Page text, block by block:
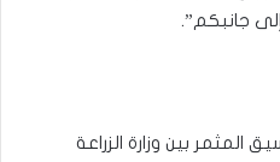
جانبكم”.
المثمر بين وزارة الزراعة